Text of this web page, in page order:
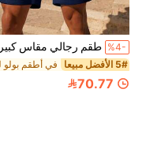
%4-
5# الأفضل مبيعا
70.77